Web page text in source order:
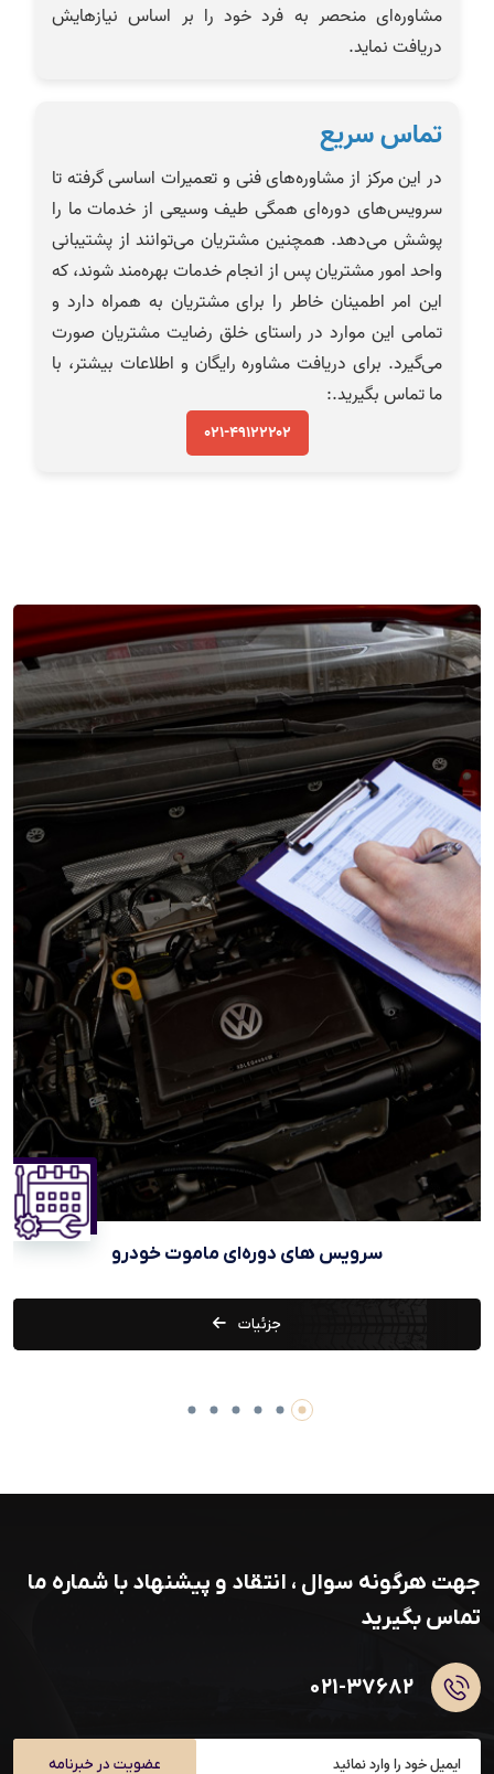
مشاوره‌ای منحصر به فرد خود را بر اساس نیازهایش
دریافت نماید.
تماس سریع
در این مرکز از مشاوره‌های فنی و تعمیرات اساسی گرفته تا
سرویس‌های دوره‌ای همگی طیف وسیعی از خدمات ما را
پوشش می‌دهد. همچنین مشتریان می‌توانند از پشتیبانی
واحد امور مشتریان پس از انجام خدمات بهره‌مند شوند، که
این امر اطمینان خاطر را برای مشتریان به همراه دارد و
تمامی این موارد در راستای خلق رضایت مشتریان صورت
می‌گیرد. برای دریافت مشاوره رایگان و اطلاعات بیشتر، با
ما تماس بگیرید.:
۰۲۱-۴۹۱۲۲۲۰۲
سرویس های دوره‌ای ماموت خودرو
جزئیات
جهت هرگونه سوال ، انتقاد و پیشنهاد با شماره ما
تماس بگیرید
۰۲۱-۳۷۶۸۲
عضویت در خبرنامه